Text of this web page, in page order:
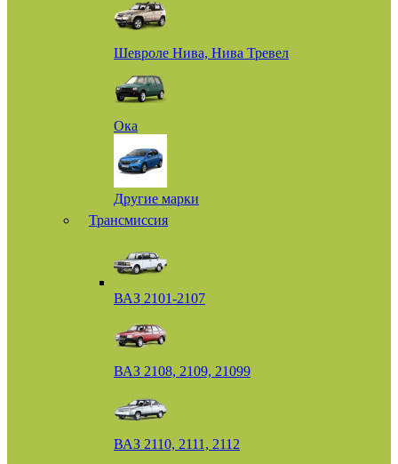
Шевроле Нива, Нива Тревел
Ока
Другие марки
Трансмиссия
ВАЗ 2101-2107
ВАЗ 2108, 2109, 21099
ВАЗ 2110, 2111, 2112